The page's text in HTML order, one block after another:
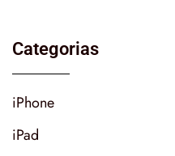
Categorias
iPhone
iPad